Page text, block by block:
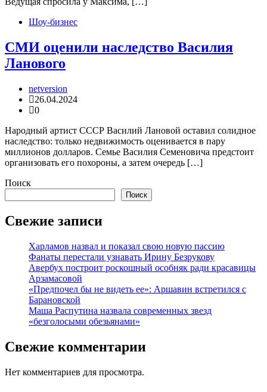
Шоу-бизнес
СМИ оценили наследство Василия
Ланового
netversion
26.04.2024
0
Народный артист СССР Василий Лановой оставил солидное
наследство: только недвижимость оценивается в пару
миллионов долларов. Семье Василия Семеновича предстоит
организовать его похороны, а затем очередь […]
Поиск
Поиск
Свежие записи
Харламов назвал и показал свою новую пассию
Фанаты перестали узнавать Ирину Безрукову
Авербух построит роскошный особняк ради красавицы
Арзамасовой
«Предпочел бы не видеть ее»: Аршавин встретился с
Барановской
Маша Распутина назвала современных звезд
«безголосыми обезьянами»
Свежие комментарии
Нет комментариев для просмотра.